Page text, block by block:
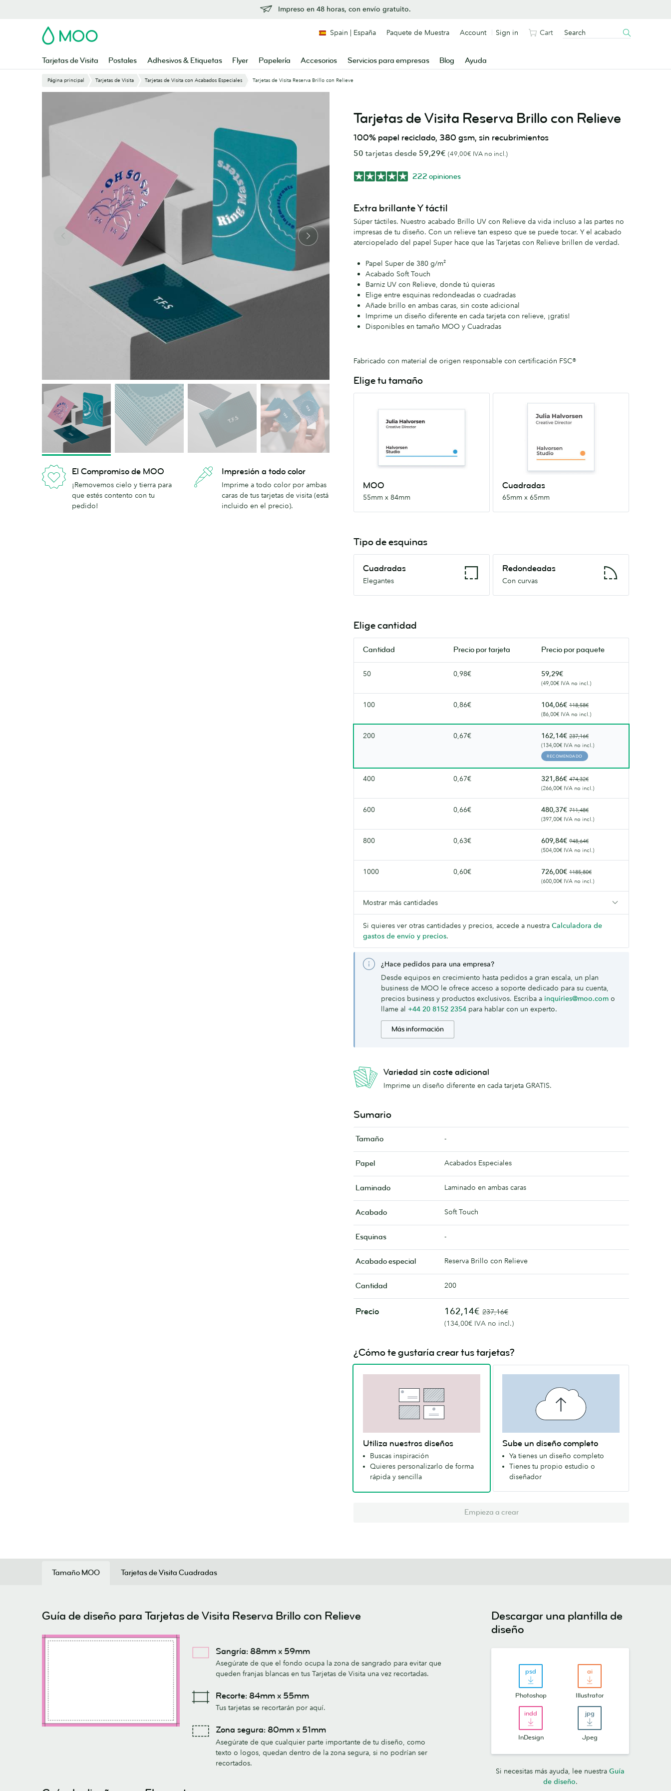
Impreso en 48 horas, con envío gratuito.
MOO
Tarjetas de Visita Postales Adhesivos & Etiquetas Flyer Papelería Accesorios Servicios para empresas Blog Ayuda
Spain | España Paquete de Muestra Account Sign in Cart
Página principal Tarjetas de Visita Tarjetas de Visita con Acabados Especiales Tarjetas de Visita Reserva Brillo con Relieve
El Compromiso de MOO
¡Removemos cielo y tierra para
que estés contento con tu
pedido!
Impresión a todo color
Imprime a todo color por ambas
caras de tus tarjetas de visita (está
incluido en el precio).
Tarjetas de Visita Reserva Brillo con Relieve
100% papel reciclado, 380 gsm, sin recubrimientos
50 tarjetas desde 59,29€ (49,00€ IVA no incl.)
222 opiniones
Extra brillante Y táctil
Súper táctiles. Nuestro acabado Brillo UV con Relieve da vida incluso a las partes no
impresas de tu diseño. Con un relieve tan espeso que se puede tocar. Y el acabado
aterciopelado del papel Super hace que las Tarjetas con Relieve brillen de verdad.
Papel Super de 380 g/m²
Acabado Soft Touch
Barniz UV con Relieve, donde tú quieras
Elige entre esquinas redondeadas o cuadradas
Añade brillo en ambas caras, sin coste adicional
Imprime un diseño diferente en cada tarjeta con relieve, ¡gratis!
Disponibles en tamaño MOO y Cuadradas
Fabricado con material de origen responsable con certificación FSC®
Elige tu tamaño
MOO
55mm x 84mm
Cuadradas
65mm x 65mm
Tipo de esquinas
Cuadradas
Elegantes
Elegantes
Redondeadas
Con curvas
Con
curvas
Elige cantidad
Cantidad Precio portarjeta Precio por paquete
50 0,98€ 59,29€
(49,00€ IVA no incl.)
100 0,86€ 104,06€ 118,58€
(86,00€ IVA no incl.)
200 0,67€ 162,14€ 237,16€
(134,00€ IVA no incl.)
RECOMENDADO
400 0,67€ 321,86€ 474,32€
(266,00€ IVA no incl.)
600 0,66€ 480,37€ 711,48€
(397,00€ IVA no incl.)
800 0,63€ 609,84€ 948,64€
(504,00€ IVA no incl.)
1000 0,60€ 726,00€ 1185,80€
(600,00€ IVA no incl.)
Mostrar más cantidades
Si quieres ver otras cantidades y precios, accede a nuestra Calculadora de
gastos de envío y precios.
¿Hace pedidos para una empresa?
Desde equipos en crecimiento hasta pedidos a gran escala, un plan
business de MOO le ofrece acceso a soporte dedicado para su cuenta,
precios business y productos exclusivos. Escriba a inquiries@moo.com o
llame al +44 20 8152 2354 para hablar con un experto.
Más información
Variedad sin coste adicional
Imprime un diseño diferente en cada tarjeta GRATIS.
Sumario
Tamaño -
Papel Acabados Especiales
Laminado Laminado en ambas caras
Acabado Soft Touch
Esquinas -
Acabado especial Reserva Brillo con Relieve
Cantidad 200
Precio 162,14€ 237,16€
(134,00€ IVA no incl.)
¿Cómo te gustaría crear tus tarjetas?
Utiliza nuestros diseños
Buscas inspiración
Quieres personalizarlo de forma
rápida y sencilla
Sube un diseño completo
Ya tienes un diseño completo
Tienes tu propio estudio o
diseñador
Empieza a crear
Tamaño MOO
Guía de diseño para Tarjetas de Visita Reserva Brillo con Relieve
Sangría: 88mm x 59mm
Asegúrate de que el fondo ocupa la zona de sangrado para evitar que
queden franjas blancas en tus Tarjetas de Visita una vez recortadas.
Recorte: 84mm x 55mm
Tus tarjetas se recortarán por aquí.
Zona segura: 80mm x 51mm
Asegúrate de que cualquier parte importante de tu diseño, como
texto o logos, quedan dentro de la zona segura, si no podrían ser
recortados.
Descargar una plantilla de
diseño
Photoshop Illustrator
InDesign Jpeg
Si necesitas más ayuda, lee nuestra Guía
de diseño.
Tarjetas de Visita Cuadradas